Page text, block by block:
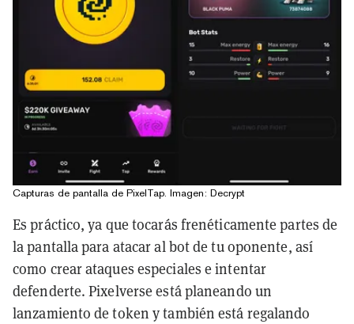
Capturas de pantalla de PixelTap. Imagen: Decrypt
Es práctico, ya que tocarás frenéticamente partes de
la pantalla para atacar al bot de tu oponente, así
como crear ataques especiales e intentar
defenderte. Pixelverse está planeando un
lanzamiento de token y también está regalando